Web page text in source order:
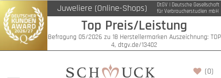
Juweliere (Online-Shops)
DtGV | Deutsche Gesellschaft
für Verbraucherstudien mbH
Top Preis/Leistung
Befragung 05/2026 zu 18 Herstellermarken Auszeichnung: TOP
4, dtgv.de/13402
(0)